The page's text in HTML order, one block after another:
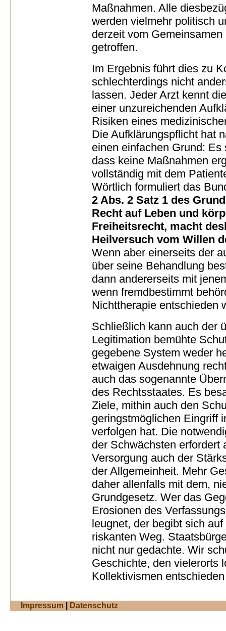
Maßnahmen. Alle
werden vielmehr politisch
derzeit vom
getroffen.
Im Ergebnis führt dies zu
schlechterdings nicht
lassen. Jeder Arzt kennt
einer unzureichenden
Risiken eines
Die Aufklärungspflicht hat
einen einfachen Grund:
dass keine Maßnahmen
vollständig mit dem
Wörtlich formuliert das
2 Abs. 2 Satz 1 des
Recht auf Leben und
Freiheitsrecht, macht
Heilversuch vom Willen
Wenn aber einerseits der
über seine Behandlung
dann andererseits mit
wenn fremdbestimmt
Nichttherapie entschieden
Schließlich kann auch der
Legitimation bemühte
gegebene System weder
etwaigen Ausdehnung
auch das sogenannte
des Rechtsstaates. Es
Ziele, mithin auch den
geringstmöglichen Eingriff
verfolgen hat. Die
der Schwächsten erfordert
Versorgung auch der
der Allgemeinheit. Mehr
daher allenfalls mit dem,
Grundgesetz. Wer das
Erosionen des
leugnet, der begibt sich
riskanten Weg.
nicht nur gedachte. Wir
Geschichte, den vielerorts
Kollektivismen
Impressum| Datenschutz